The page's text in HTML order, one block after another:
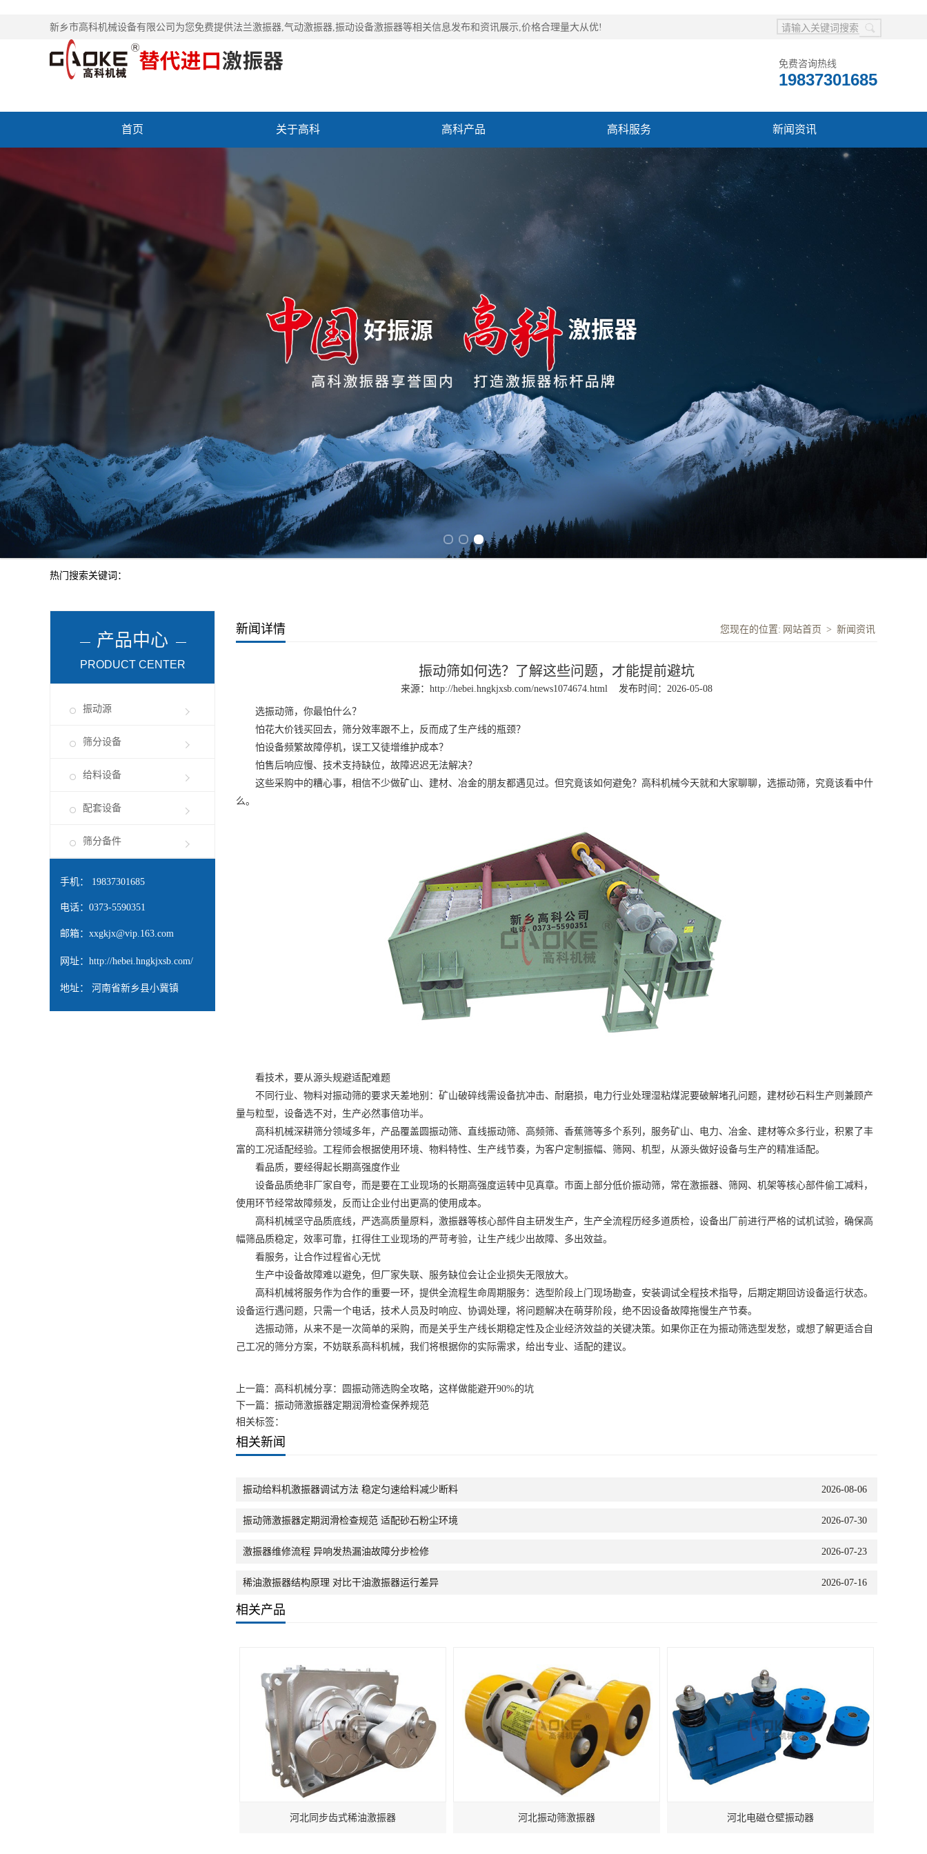
新乡市高科机械设备有限公司为您免费提供法兰激振器,气动激振器,振动设备激振器等相关信息发布和资讯展示,价格合理量大从优!
免费咨询热线
19837301685
首页 关于高科 高科产品 高科服务 新闻资讯
热门搜索关键词：
产品中心
PRODUCT CENTER
振动源
筛分设备
给料设备
配套设备
筛分备件
手机： 19837301685
电话：0373-5590351
邮箱： xxgkjx@vip.163.com
网址： http://hebei.hngkjxsb.com/
地址： 河南省新乡县小冀镇
新闻详情 您现在的位置: 网站首页 > 新闻资讯
振动筛如何选？了解这些问题，才能提前避坑
来源： http://hebei.hngkjxsb.com/news1074674.html 发布时间：2026-05-08
选振动筛，你最怕什么？
怕花大价钱买回去，筛分效率跟不上，反而成了生产线的瓶颈？
怕设备频繁故障停机，误工又徒增维护成本？
怕售后响应慢、技术支持缺位，故障迟迟无法解决？
这些采购中的糟心事，相信不少做矿山、建材、冶金的朋友都遇见过。但究竟该如何避免？高科机械今天就和大家聊聊，选振动筛，究竟该看中什
么。
看技术，要从源头规避适配难题
不同行业、物料对振动筛的要求天差地别：矿山破碎线需设备抗冲击、耐磨损，电力行业处理湿粘煤泥要破解堵孔问题，建材砂石料生产则兼顾产
量与粒型，设备选不对，生产必然事倍功半。
高科机械深耕筛分领域多年，产品覆盖圆振动筛、直线振动筛、高频筛、香蕉筛等多个系列，服务矿山、电力、冶金、建材等众多行业，积累了丰
富的工况适配经验。工程师会根据使用环境、物料特性、生产线节奏，为客户定制振幅、筛网、机型，从源头做好设备与生产的精准适配。
看品质，要经得起长期高强度作业
设备品质绝非厂家自夸，而是要在工业现场的长期高强度运转中见真章。市面上部分低价振动筛，常在激振器、筛网、机架等核心部件偷工减料，
使用环节经常故障频发，反而让企业付出更高的使用成本。
高科机械坚守品质底线，严选高质量原料，激振器等核心部件自主研发生产，生产全流程历经多道质检，设备出厂前进行严格的试机试验，确保高
幅筛品质稳定，效率可靠，扛得住工业现场的严苛考验，让生产线少出故障、多出效益。
看服务，让合作过程省心无忧
生产中设备故障难以避免，但厂家失联、服务缺位会让企业损失无限放大。
高科机械将服务作为合作的重要一环，提供全流程生命周期服务：选型阶段上门现场勘查，安装调试全程技术指导，后期定期回访设备运行状态。
设备运行遇问题，只需一个电话，技术人员及时响应、协调处理，将问题解决在萌芽阶段，绝不因设备故障拖慢生产节奏。
选振动筛，从来不是一次简单的采购，而是关乎生产线长期稳定性及企业经济效益的关键决策。如果你正在为振动筛选型发愁，或想了解更适合自
己工况的筛分方案，不妨联系高科机械，我们将根据你的实际需求，给出专业、适配的建议。
上一篇： 高科机械分享：圆振动筛选购全攻略，这样做能避开90%的坑
下一篇： 振动筛激振器定期润滑检查保养规范
相关标签：
相关新闻
2026-08-06
振动给料机激振器调试方法 稳定匀速给料减少断料
2026-07-30
振动筛激振器定期润滑检查规范 适配砂石粉尘环境
2026-07-23
激振器维修流程 异响发热漏油故障分步检修
2026-07-16
稀油激振器结构原理 对比干油激振器运行差异
相关产品
河北同步齿式稀油激振器 河北振动筛激振器 河北电磁仓壁振动器